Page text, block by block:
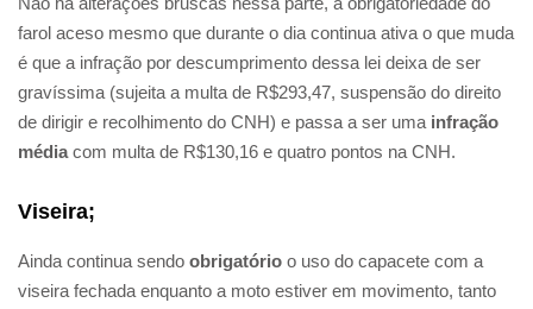
farol aceso mesmo que durante o dia continua ativa o que muda
é que a infração por descumprimento dessa lei deixa de ser
gravíssima (sujeita a multa de R$293,47, suspensão do direito
de dirigir e recolhimento do CNH) e passa a ser uma infração
médiacom multa de R$130,16 e quatro pontos na CNH.
Viseira;
Ainda continua sendo obrigatório o uso do capacete com a
viseira fechada enquanto a moto estiver em movimento, tanto